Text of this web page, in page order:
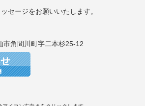
ージをお願いいたします。
市角間川町字二本杉25-12